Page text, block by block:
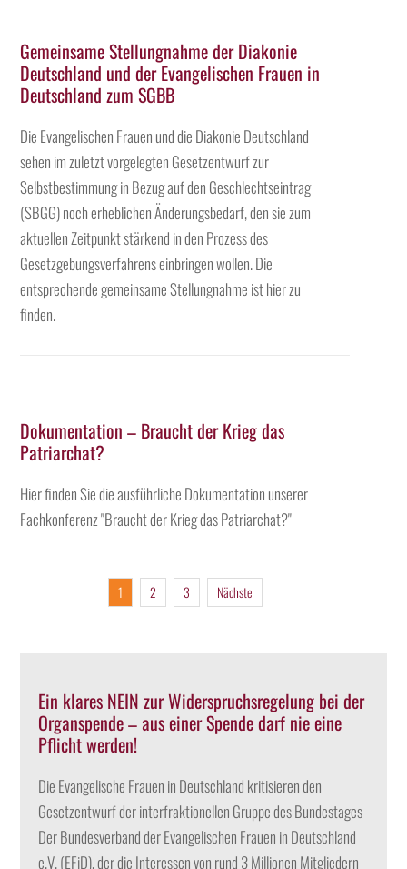
Gemeinsame Stellungnahme der Diakonie
Deutschland und der Evangelischen Frauen in
Deutschland zum SGBB
Die Evangelischen Frauen und die Diakonie Deutschland
sehen im zuletzt vorgelegten Gesetzentwurf zur
Selbstbestimmung in Bezug auf den Geschlechtseintrag
(SBGG) noch erheblichen Änderungsbedarf, den sie zum
aktuellen Zeitpunkt stärkend in den Prozess des
Gesetzgebungsverfahrens einbringen wollen. Die
entsprechende gemeinsame Stellungnahme ist hier zu
finden.
Dokumentation – Braucht der Krieg das
Patriarchat?
Hier finden Sie die ausführliche Dokumentation unserer
Fachkonferenz "Braucht der Krieg das Patriarchat?"
1 2 3 Nächste
Ein klares NEIN zur Widerspruchsregelung bei der
Organspende – aus einer Spende darf nie eine
Pflicht werden!
Die Evangelische Frauen in Deutschland kritisieren den
Gesetzentwurf der interfraktionellen Gruppe des Bundestages
Der Bundesverband der Evangelischen Frauen in Deutschland
e.V. (EFiD), der die Interessen von rund 3 Millionen Mitgliedern